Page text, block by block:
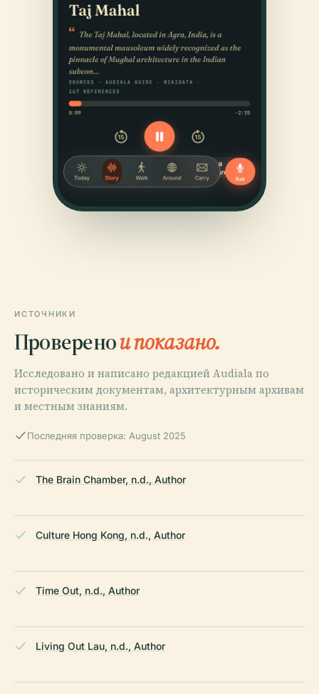
ИСТОЧНИКИ
Проверенои показано.
Исследовано и написано редакцией Audiala по
историческим документам, архитектурным архивам
и местным знаниям.
Последняя проверка: August 2025
The Brain Chamber, n.d., Author
Culture Hong Kong, n.d., Author
Time Out, n.d., Author
Living Out Lau, n.d., Author